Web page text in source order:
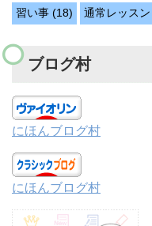
習い事 (18) 通常レッスン
ブログ村
にほんブログ村
にほんブログ村